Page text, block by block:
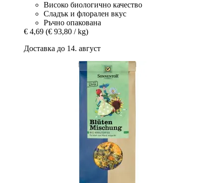
Високо биологично качество
Сладък и флорален вкус
Ръчно опакована
€ 4,69 (€ 93,80 / kg)
Доставка до 14. август